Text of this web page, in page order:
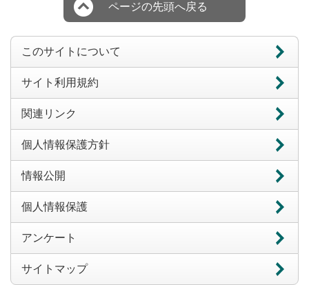
ページの先頭へ戻る
このサイトについて
サイト利用規約
関連リンク
個人情報保護方針
情報公開
個人情報保護
アンケート
サイトマップ